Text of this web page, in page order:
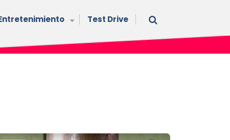
Test Drive